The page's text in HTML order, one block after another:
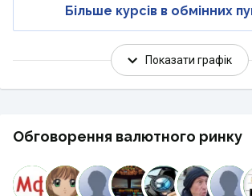
Більше курсів в обмінних
Показати графік
Обговорення валютного ринку